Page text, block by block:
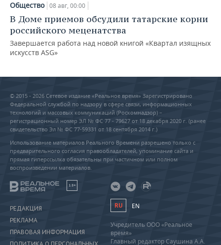
Общество 08 авг, 00:00
В Доме приемов обсудили татарские корни
российского меценатства
Завершается работа над новой книгой «Квартал изящных
искусств ASG»
© 2015 - 2026 Сетевое издание «Реальное время» Зарегистрировано
Федеральной службой по надзору в сфере связи, информационных
технологий и массовых коммуникаций (Роскомнадзор) –
регистрационный номер ЭЛ № ФС 77 - 79627 от 18 декабря 2020 г. (ранее
свидетельство Эл № ФС 77-59331 от 18 сентября 2014 г.)
Использование материалов Реального Времени разрешено только с
предварительного согласия правообладателей, упоминание сайта и
прямая гиперссылка обязательны при частичном или полном
воспроизведении материалов.
18+
РЕДАКЦИЯ
РЕКЛАМА
ПРАВОВАЯ ИНФОРМАЦИЯ
RU EN
Учредитель ООО «Реальное
время»
Главный редактор Саушина А.А.